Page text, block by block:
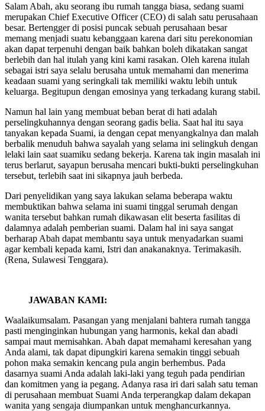
Salam Abah, aku seorang ibu rumah tangga biasa, sedang suami
merupakan Chief Executive Officer (CEO) di salah satu perusahaan
besar. Bertengger di posisi puncak sebuah perusahaan besar
memang menjadi suatu kebanggaan karena dari situ perekonomian
akan dapat terpenuhi dengan baik bahkan boleh dikatakan sangat
berlebih dan hal itulah yang kini kami rasakan. Oleh karena itulah
sebagai istri saya selalu berusaha untuk memahami dan menerima
keadaan suami yang seringkali tak memiliki waktu lebih untuk
keluarga. Begitupun dengan emosinya yang terkadang kurang stabil.
Namun hal lain yang membuat beban berat di hati adalah
perselingkuhannya dengan seorang gadis belia. Saat hal itu saya
tanyakan kepada Suami, ia dengan cepat menyangkalnya dan malah
berbalik menuduh bahwa sayalah yang selama ini selingkuh dengan
lelaki lain saat suamiku sedang bekerja. Karena tak ingin masalah ini
terus berlarut, sayapun berusaha mencari bukti-bukti perselingkuhan
tersebut, terlebih saat ini sikapnya jauh berbeda.
Dari penyelidikan yang saya lakukan selama beberapa waktu
membuktikan bahwa selama ini suami tinggal serumah dengan
wanita tersebut bahkan rumah dikawasan elit beserta fasilitas di
dalamnya adalah pemberian suami. Dalam hal ini saya sangat
berharap Abah dapat membantu saya untuk menyadarkan suami
agar kembali kepada kami, Istri dan anakanaknya. Terimakasih.
(Rena, Sulawesi Tenggara).
JAWABAN KAMI:
Waalaikumsalam. Pasangan yang menjalani bahtera rumah tangga
pasti menginginkan hubungan yang harmonis, kekal dan abadi
sampai maut memisahkan. Abah dapat memahami keresahan yang
Anda alami, tak dapat dipungkiri karena semakin tinggi sebuah
pohon maka semakin kencang pula angin berhembus. Pada
dasarnya suami Anda adalah laki-laki yang teguh pada pendirian
dan komitmen yang ia pegang. Adanya rasa iri dari salah satu teman
di perusahaan membuat Suami Anda terperangkap dalam dekapan
wanita yang sengaja diumpankan untuk menghancurkannya.